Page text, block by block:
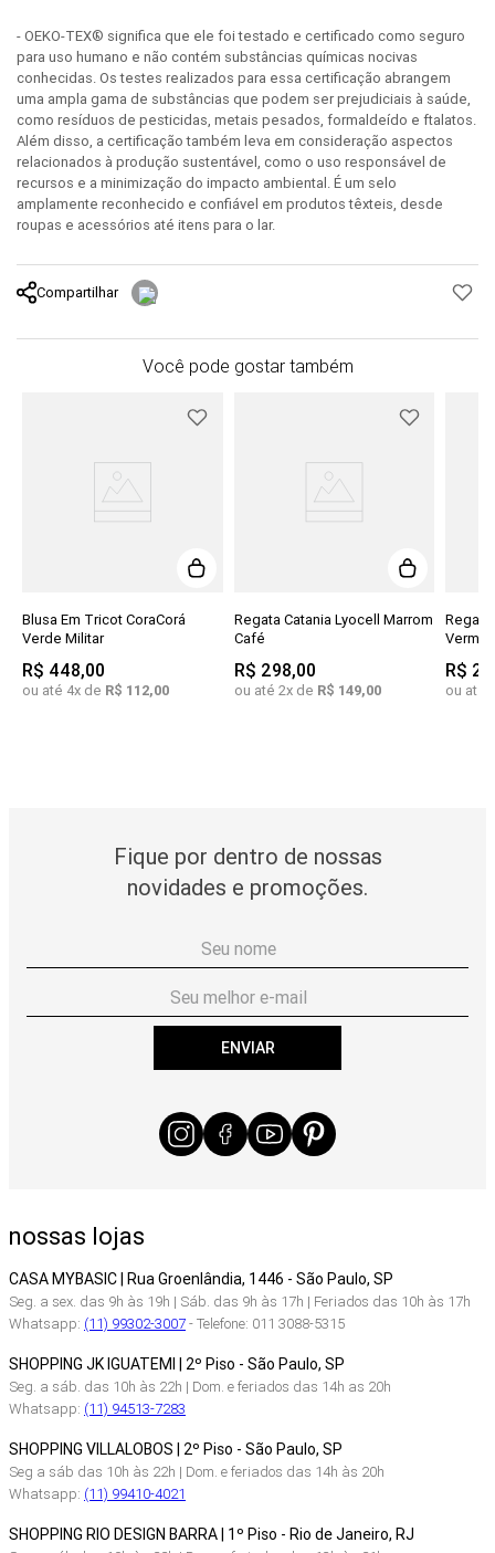
- OEKO-TEX® significa que ele foi testado e certificado como seguro
para uso humano e não contém substâncias químicas nocivas
conhecidas. Os testes realizados para essa certificação abrangem
uma ampla gama de substâncias que podem ser prejudiciais à saúde,
como resíduos de pesticidas, metais pesados, formaldeído e ftalatos.
Além disso, a certificação também leva em consideração aspectos
relacionados à produção sustentável, como o uso responsável de
recursos e a minimização do impacto ambiental. É um selo
amplamente reconhecido e confiável em produtos têxteis, desde
roupas e acessórios até itens para o lar.
Compartilhar
Você pode gostar também
Blusa Em Tricot CoraCorá
Verde Militar
R$ 448,00
ou até 4x de R$ 112,00
Regata Catania Lyocell Marrom
Café
R$ 298,00
ou até 2x de R$ 149,00
Regata
R$
ou até
Fique por dentro de nossas
novidades e promoções.
ENVIAR
nossas lojas
CASA MYBASIC | Rua Groenlândia, 1446 - São Paulo, SP
Seg. a sex. das 9h às 19h | Sáb. das 9h às 17h | Feriados das 10h às 17h
Whatsapp: (11) 99302-3007- Telefone: 011 3088-5315
SHOPPING JK IGUATEMI | 2º Piso - São Paulo, SP
Seg. a sáb. das 10h às 22h | Dom. e feriados das 14h as 20h
Whatsapp: (11) 94513-7283
SHOPPING VILLALOBOS | 2º Piso - São Paulo, SP
Seg a sáb das 10h às 22h | Dom. e feriados das 14h às 20h
Whatsapp: (11) 99410-4021
SHOPPING RIO DESIGN BARRA | 1º Piso - Rio de Janeiro, RJ